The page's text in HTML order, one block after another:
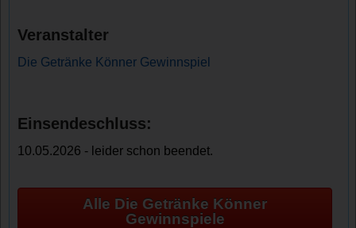
Veranstalter
Die Getränke Könner Gewinnspiel
Einsendeschluss:
10.05.2026 - leider schon beendet.
Alle Die Getränke Könner
Gewinnspiele